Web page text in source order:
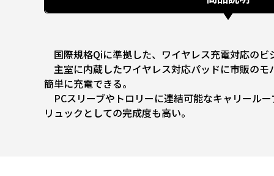
国際規格Qiに準拠した、ワイヤレス充電対応の
主室に内蔵したワイヤレス対応パッドに市販の
簡単に充電できる。
PCスリーブやトロリーに連結可能なキャリール
リュックとしての完成度も高い。